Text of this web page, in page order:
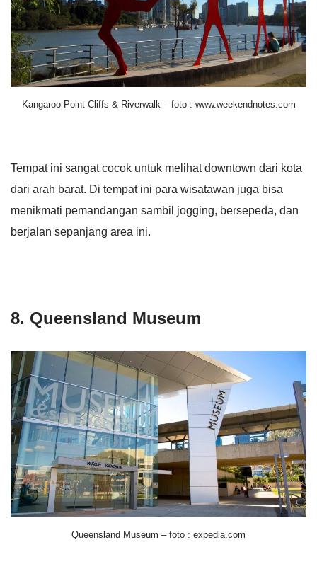
Kangaroo Point Cliffs & Riverwalk – foto : www.weekendnotes.com
Tempat ini sangat cocok untuk melihat downtown dari kota
dari arah barat. Di tempat ini para wisatawan juga bisa
menikmati pemandangan sambil jogging, bersepeda, dan
berjalan sepanjang area ini.
8. Queensland Museum
Queensland Museum – foto : expedia.com